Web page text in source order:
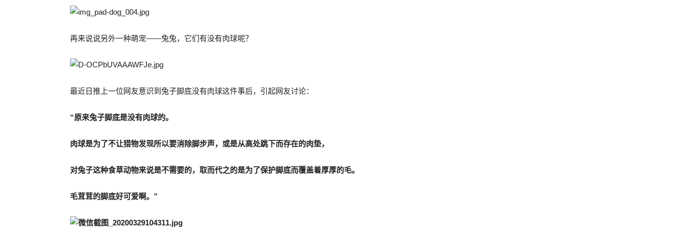
再来说说另外一种萌宠——兔兔，它们有没有肉球呢？
最近日推上一位网友意识到兔子脚底没有肉球这件事后，引起网友讨论：
“原来兔子脚底是没有肉球的。
肉球是为了不让猎物发现所以要消除脚步声，或是从高处跳下而存在的肉垫，
对兔子这种食草动物来说是不需要的，取而代之的是为了保护脚底而覆盖着厚厚的毛。
毛茸茸的脚底好可爱啊。”